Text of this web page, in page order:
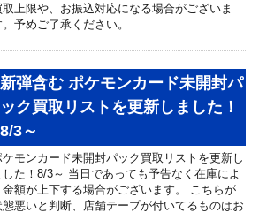
取上限や、お振込対応になる場合がございま
。予めご了承ください。
新弾含む ポケモンカード未開封パ
ック買取リストを更新しました！
8/3～
ケモンカード未開封パック買取リストを更新し
した！8/3～ 当日であっても予告なく在庫によ
金額が上下する場合がございます。 こちらが
態悪いと判断、店舗テープが付いてるものはお